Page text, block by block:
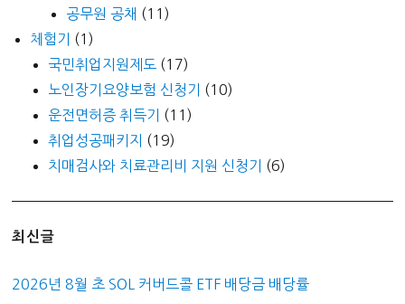
공무원 공채 (11)
체험기
(1)
국민취업지원제도 (17)
노인장기요양보험 신청기
(10)
운전면허증 취득기
(11)
취업성공패키지
(19)
치매검사와 치료관리비 지원 신청기
(6)
최신글
2026년 8월 초 SOL 커버드콜 ETF 배당금 배당률